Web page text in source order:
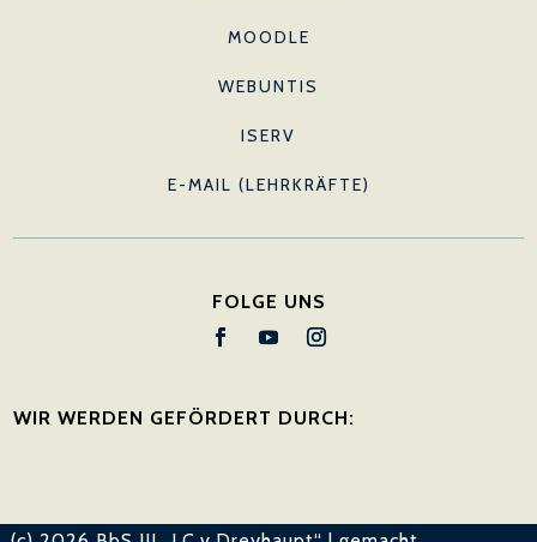
MOODLE
WEBUNTIS
ISERV
E-MAIL (LEHRKRÄFTE)
FOLGE UNS
WIR WERDEN GEFÖRDERT DURCH: